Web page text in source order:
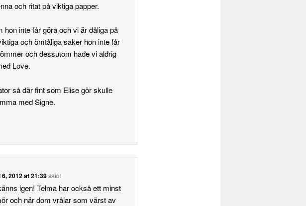
och ritat på viktiga papper.
hon inte får göra och vi är dåliga på
och ömtåliga saker hon inte får
och dessutom hade vi aldrig
Love.
så där fint som Elise gör skulle
med Signe.
2012 at 21:39said:
igen! Telma har också ett minst
och när dom vrålar som värst av